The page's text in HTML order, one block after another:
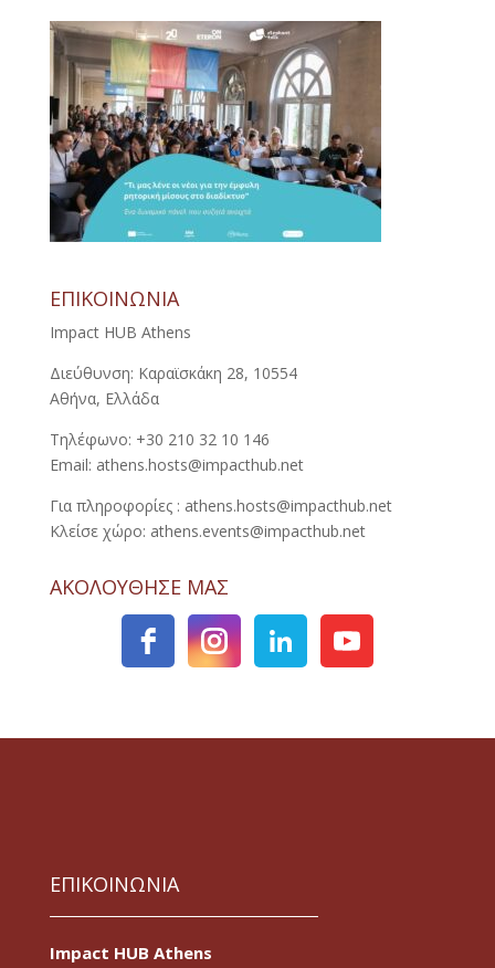
ΕΠΙΚΟΙΝΩΝΙΑ
Impact HUB Athens
Διεύθυνση: Καραϊσκάκη 28, 10554
Αθήνα, Ελλάδα
Τηλέφωνο: +30 210 32 10 146
Email: athens.hosts@impacthub.net
Για πληροφορίες : athens.hosts@impacthub.net
Κλείσε χώρο: athens.events@impacthub.net
ΑΚΟΛΟΥΘΗΣΕ ΜΑΣ
ΕΠΙΚΟΙΝΩΝΙΑ
Impact HUB Athens